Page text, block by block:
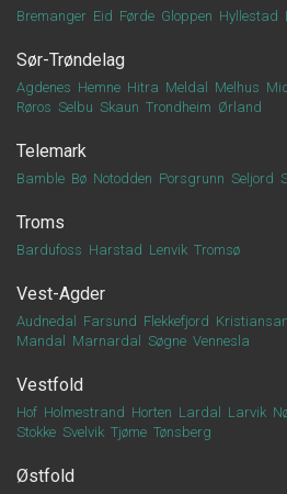
Bremanger Eid Førde Gloppen Hyllestad
Sør-Trøndelag
Agdenes Hemne Hitra Meldal Melhus
Røros Selbu Skaun Trondheim Ørland
Telemark
Bamble Bø Notodden Porsgrunn Seljord
Troms
Bardufoss Harstad Lenvik Tromsø
Vest-Agder
Audnedal Farsund Flekkefjord
Mandal
Marnardal Søgne Vennesla
Vestfold
Hof Holmestrand Horten Lardal Larvik
Stokke Svelvik Tjøme Tønsberg
Østfold